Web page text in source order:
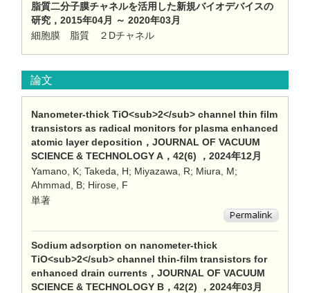
脂質二分子膜チャネルを活用した新規バイオデバイスの
研究，2015年04月 ～ 2020年03月
細胞膜 脂質 ２Dチャネル
論文
Nanometer-thick TiO<sub>2</sub> channel thin film
transistors as radical monitors for plasma enhanced
atomic layer deposition，JOURNAL OF VACUUM
SCIENCE & TECHNOLOGY A，42(6) ，2024年12月
Yamano, K; Takeda, H; Miyazawa, R; Miura, M;
Ahmmad, B; Hirose, F
単著
Sodium adsorption on nanometer-thick
TiO<sub>2</sub> channel thin-film transistors for
enhanced drain currents，JOURNAL OF VACUUM
SCIENCE & TECHNOLOGY B，42(2) ，2024年03月